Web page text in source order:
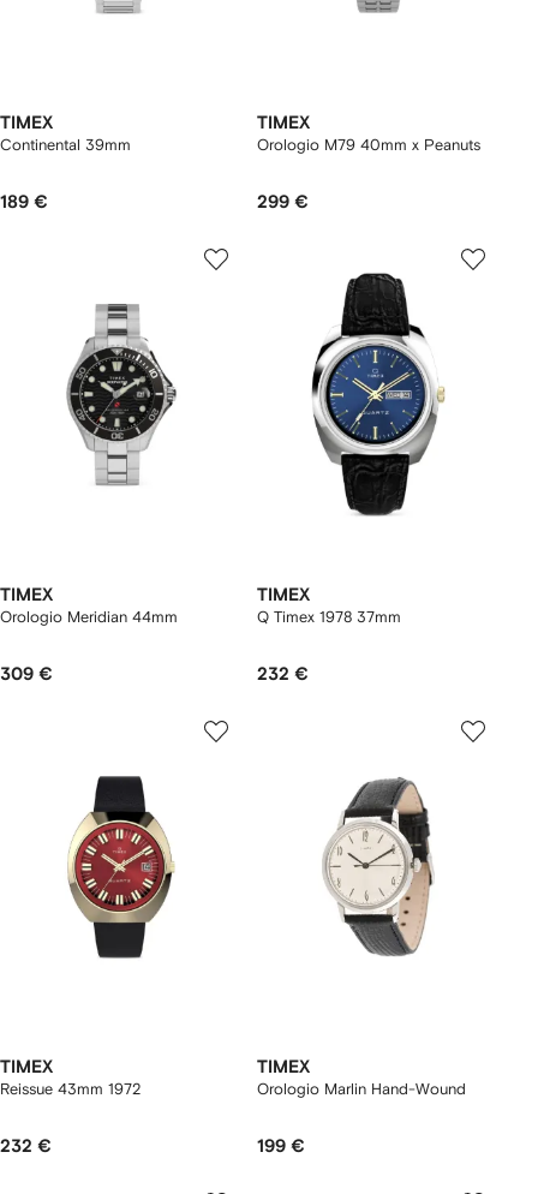
TIMEX
Continental 39mm
189 €
TIMEX
Orologio M79 40mm x Peanuts
299 €
TIMEX
Orologio Meridian 44mm
309 €
TIMEX
Q Timex 1978 37mm
232 €
TIMEX
Reissue 43mm 1972
232 €
TIMEX
Orologio Marlin Hand-Wound
199 €